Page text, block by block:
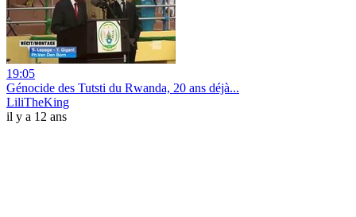
19:05
Génocide des Tutsti du Rwanda, 20 ans déjà...
LiliTheKing
il y a 12 ans